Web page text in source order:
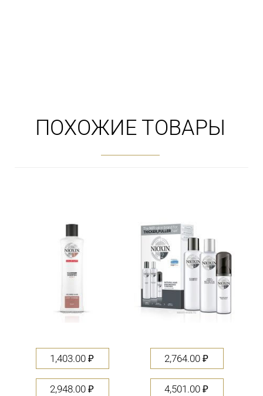
ПОХОЖИЕ ТОВАРЫ
1,403.00 ₽
2,948.00 ₽
2,764.00 ₽
4,501.00 ₽